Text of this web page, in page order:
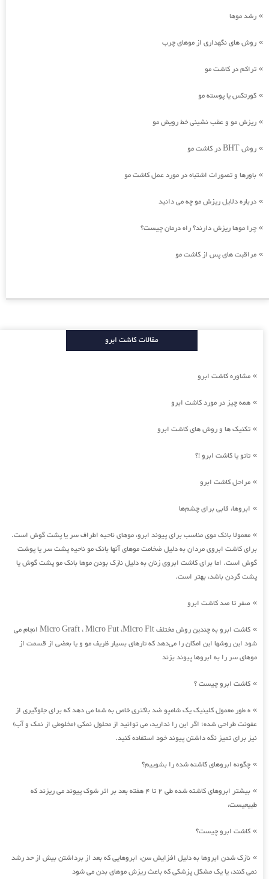
» رشد موها
» روش های نگهداری از موهای چرب
» تراکم در کاشت مو
» کورتکس یا پوسته مو
» ریزش مو و عقب نشینی خط رویش مو
» روش BHT در کاشت مو
» باورها و تصورات اشتباه در مورد عمل کاشت مو
» درباره دلایل ریزش مو چه می دانید
» چرا موها ریزش دارند؟ راه درمان چیست؟
» مراقبت های پس از کاشت مو
مقالات کاشت ابرو
» مشاوره کاشت ابرو
» همه چیز در مورد کاشت ابرو
» تکنیک ها و روش های کاشت ابرو
» تاتو یا کاشت ابرو !؟
» مراحل کاشت ابرو
» ابروها، قابی برای چشم‌ها
» معمولا بانک موی مناسب برای پیوند ابرو، موهای ناحیه اطراف سر یا پشت گوش است.
برای کاشت ابروی مردان به دلیل ضخامت موهای آنها بانک مو ناحیه پشت سر یا پوشت
گوش است. اما برای کاشت ابروی زنان به دلیل نازک بودن موها بانک مو پشت گوش یا
پشت گردن باشد، بهتر است.
» صفر تا صد کاشت ابرو
»
کاشت ابرو به چندین روش مختلف Micro Graft ، Micro Fut ،Micro Fit انجام می
شود این روشها این امکان را می‌دهد که تارهای بسیار ظریف مو و یا بعضی از قسمت از
موهای سر را به ابروها پیوند بزند
» کاشت ابرو چیست ؟
» ه طور معمول کلینیک یک شامپو ضد باکتری خاص به شما می دهد که برای جلوگیری از
عفونت طراحی شده؛ اگر این را ندارید، می توانید از محلول نمکی (مخلوطی از نمک و آب)
نیز برای تمیز نگه داشتن پیوند خود استفاده کنید.
» چگونه ابروهای کاشته شده را بشوییم؟
»
بیشتر ابروهای کاشته شده طی 2 تا 4 هفته بعد بر اثر شوک پیوند می ریزند که
طبیعیست،
» کاشت ابرو چیست؟
» نازک شدن ابروها به دلیل افزایش سن، ابروهایی که بعد از برداشتن بیش از حد رشد
نمی کنند، یا یک مشکل پزشکی که باعث ریزش موهای بدن می شود